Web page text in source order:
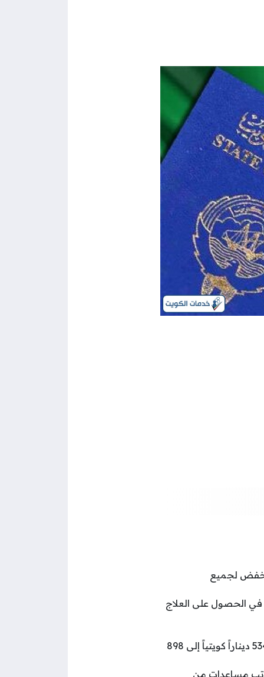
أساسية بسعر منخفض لجميع
في الحصول على العلاج
دعم المشاريع الصغيرة للشباب وبحسب حجم المشروع يُودَع مبلغاً نقدياً يتراوح من 534 ديناراً كويتياً إلى 898
مساعدات من